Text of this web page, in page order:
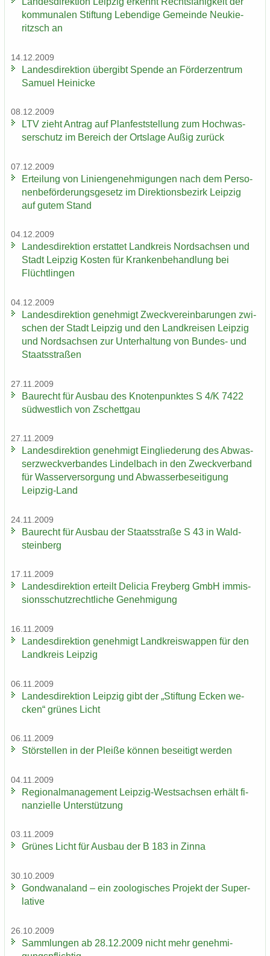
kom­mu­na­len Stif­tung Le­ben­di­ge Ge­mein­de Neu­kie­
ritzsch an
14.12.2009
Lan­des­di­rek­ti­on über­gibt Spen­de an För­der­zen­trum
Sa­mu­el Hei­ni­cke
08.12.2009
LTV zieht An­trag auf Plan­fest­stel­lung zum Hoch­was­
ser­schutz im Be­reich der Orts­la­ge Außig zu­rück
07.12.2009
Er­tei­lung von Li­ni­en­ge­neh­mi­gun­gen nach dem Per­so­
nen­be­för­de­rungs­ge­setz im Di­rek­ti­ons­be­zirk Leip­zig
auf gutem Stand
04.12.2009
Lan­des­di­rek­ti­on er­stat­tet Land­kreis Nord­sach­sen und
Stadt Leip­zig Kos­ten für Kran­ken­be­hand­lung bei
Flücht­lin­gen
04.12.2009
Lan­des­di­rek­ti­on ge­neh­migt Zweck­ver­ein­ba­run­gen zwi­
schen der Stadt Leip­zig und den Land­krei­sen Leip­zig
und Nord­sach­sen zur Un­ter­hal­tung von Bundes-​ und
Staats­stra­ßen
27.11.2009
Bau­recht für Aus­bau des Kno­ten­punk­tes S 4/K 7422
süd­west­lich von Zschett­gau
27.11.2009
Lan­des­di­rek­ti­on ge­neh­migt Ein­glie­de­rung des Ab­was­
ser­zweck­ver­ban­des Lindel­bach in den Zweck­ver­band
für Was­ser­ver­sor­gung und Ab­was­ser­be­sei­ti­gung
Leipzig-​Land
24.11.2009
Bau­recht für Aus­bau der Staats­stra­ße S 43 in Wald­
stein­berg
17.11.2009
Lan­des­di­rek­ti­on er­teilt De­li­cia Frey­berg GmbH im­mis­
si­ons­schutz­recht­li­che Ge­neh­mi­gung
16.11.2009
Lan­des­di­rek­ti­on ge­neh­migt Land­kreis­wap­pen für den
Land­kreis Leip­zig
06.11.2009
Lan­des­di­rek­ti­on Leip­zig gibt der „Stif­tung Ecken we­
cken“ grü­nes Licht
06.11.2009
Stör­stel­len in der Plei­ße kön­nen be­sei­tigt wer­den
04.11.2009
Re­gio­nal­ma­nage­ment Leipzig-​Westsachsen er­hält fi­
nan­zi­el­le Un­ter­stüt­zung
03.11.2009
Grü­nes Licht für Aus­bau der B 183 in Zinna
30.10.2009
Gond­wa­na­land – ein zoo­lo­gi­sches Pro­jekt der Su­per­
la­ti­ve
26.10.2009
Samm­lun­gen ab 28.12.2009 nicht mehr ge­neh­mi­